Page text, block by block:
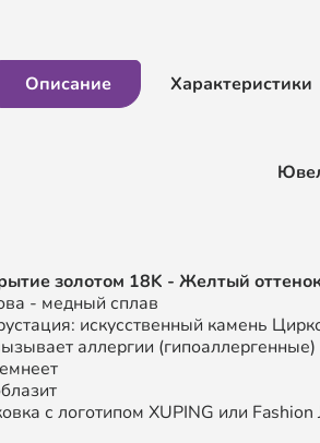
Описание Характеристики
золотом 18K - Желтый
- медный сплав
искусственный камень
аллергии (гипоаллергенные)
с логотипом XUPING или